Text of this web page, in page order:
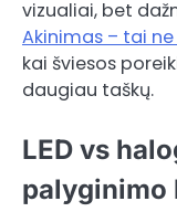
vizualiai, bet
Akinimas – tai
kai šviesos
daugiau taškų.
LED vs
palyginimo